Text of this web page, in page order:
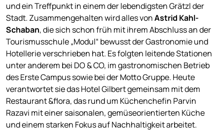
und ein Treffpunkt in einem der lebendigsten Grätzl der
Stadt. Zusammengehalten wird alles vonAstrid Kahl-
Schaban, die sich schon früh mit ihrem Abschluss an der
Tourismusschule „Modul“ bewusst der Gastronomie und
Hotellerie verschrieben hat. Es folgten leitende Stationen
unter anderem bei DO & CO, im gastronomischen Betrieb
des Erste Campus sowie bei der Motto Gruppe. Heute
verantwortet sie das Hotel Gilbert gemeinsam mit dem
Restaurant &flora, das rund um Küchenchefin Parvin
Razavi mit einer saisonalen, gemüseorientierten Küche
und einem starken Fokus auf Nachhaltigkeit arbeitet.